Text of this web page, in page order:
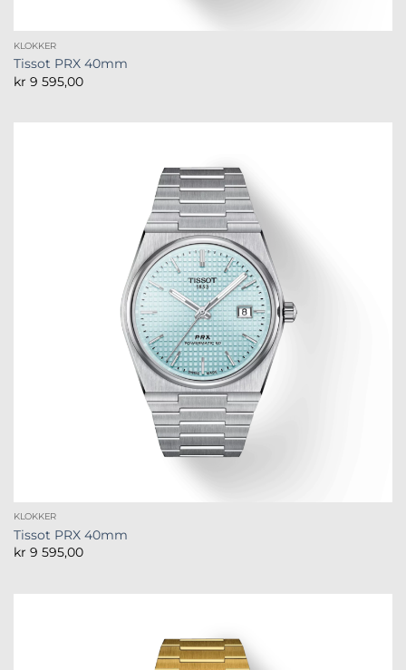
KLOKKER
Tissot PRX 40mm
kr 9 595,00
KLOKKER
Tissot PRX 40mm
kr 9 595,00